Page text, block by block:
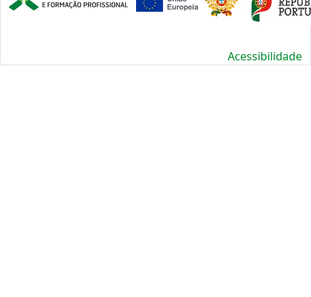
Acessibilidade